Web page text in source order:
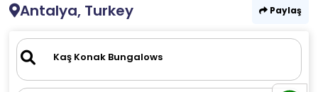
Antalya, Turkey
Paylaş